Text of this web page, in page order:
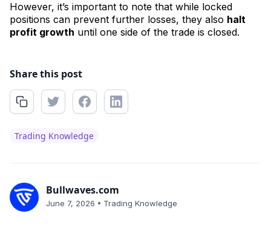
However, it’s important to note that while locked
positions can prevent further losses, they also halt
profit growth until one side of the trade is closed.
Share this post
Trading Knowledge
Bullwaves.com
June 7, 2026 • Trading Knowledge